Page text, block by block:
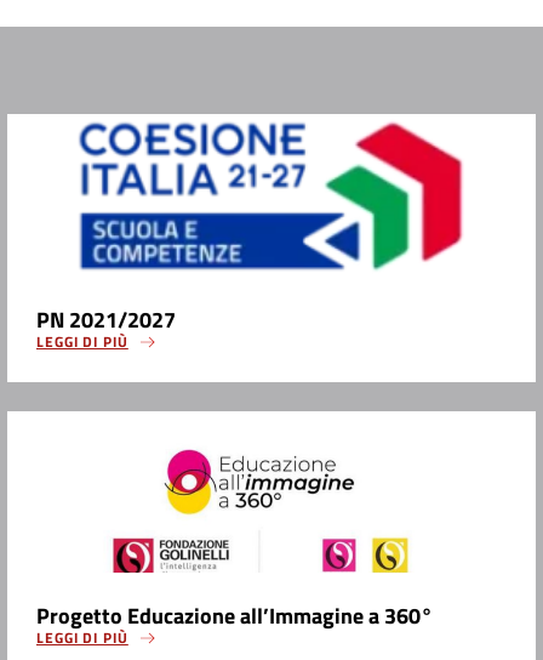
PN 2021/2027
LEGGI DI PIÙ
Progetto Educazione all’Immagine a 360°
LEGGI DI PIÙ